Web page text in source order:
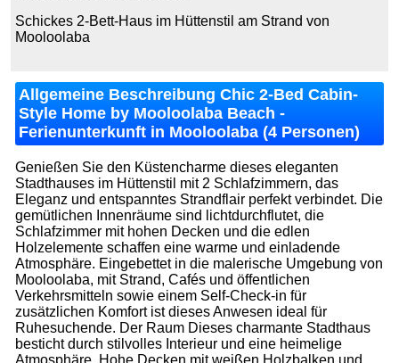
Schickes 2-Bett-Haus im Hüttenstil am Strand von
Mooloolaba
Allgemeine Beschreibung Chic 2-Bed Cabin-
Style Home by Mooloolaba Beach -
Ferienunterkunft in Mooloolaba (4 Personen)
Genießen Sie den Küstencharme dieses eleganten
Stadthauses im Hüttenstil mit 2 Schlafzimmern, das
Eleganz und entspanntes Strandflair perfekt verbindet. Die
gemütlichen Innenräume sind lichtdurchflutet, die
Schlafzimmer mit hohen Decken und die edlen
Holzelemente schaffen eine warme und einladende
Atmosphäre. Eingebettet in die malerische Umgebung von
Mooloolaba, mit Strand, Cafés und öffentlichen
Verkehrsmitteln sowie einem Self-Check-in für
zusätzlichen Komfort ist dieses Anwesen ideal für
Ruhesuchende. Der Raum Dieses charmante Stadthaus
besticht durch stilvolles Interieur und eine heimelige